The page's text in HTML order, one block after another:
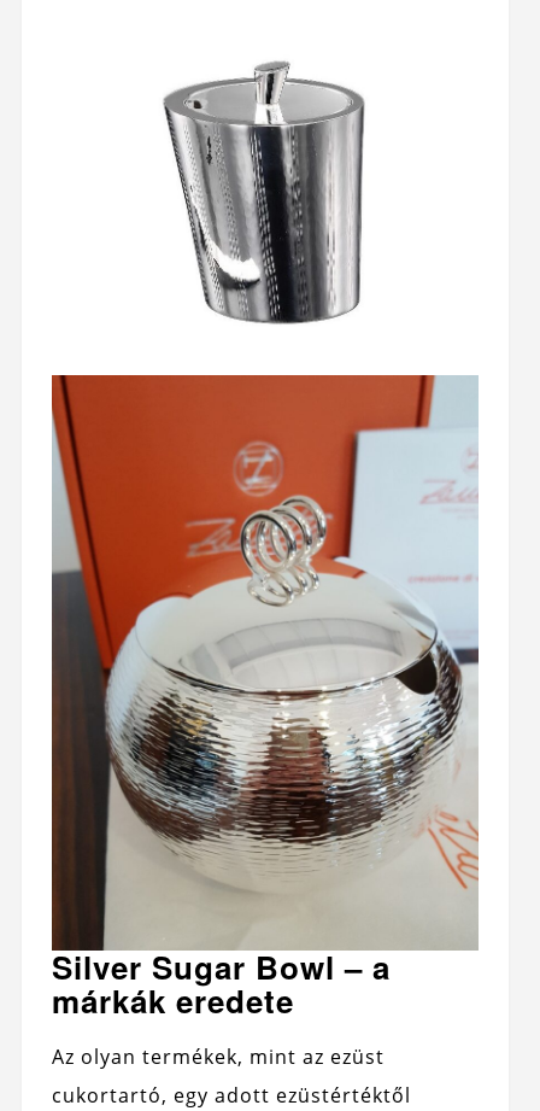
Silver Sugar Bowl – a
márkák eredete
Az olyan termékek, mint az ezüst
cukortartó, egy adott ezüstértéktől